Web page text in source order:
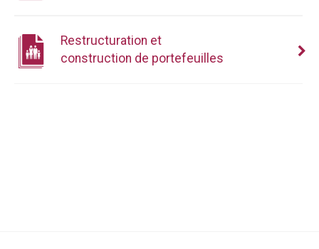
Restructuration et
construction de portefeuilles